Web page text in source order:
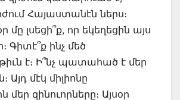
Հայաստանէն ներս։
մը լսեցի՞ք, որ եկեղեցին այս
Գիտէ՞ք ինչ մեծ
է։ Ի՞նչ պատահած է մեր
Այդ մէկ միլիոնը
մեր զինուորները։ Այսօր